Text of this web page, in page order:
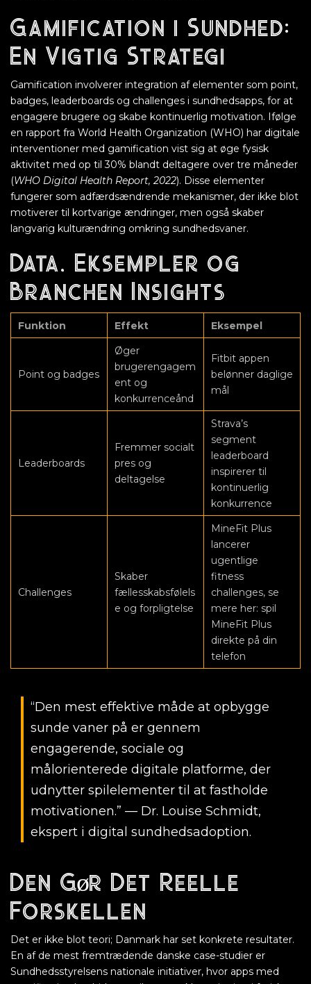
Gamification i Sundhed:
En Vigtig Strategi
Gamification involverer integration af elementer som point,
badges, leaderboards og challenges i sundhedsapps, for at
engagere brugere og skabe kontinuerlig motivation. Ifølge
en rapport fra World Health Organization (WHO) har digitale
interventioner med gamification vist sig at øge fysisk
aktivitet med op til 30% blandt deltagere over tre måneder
(WHO Digital Health Report, 2022). Disse elementer
fungerer som adfærdsændrende mekanismer, der ikke blot
motiverer til kortvarige ændringer, men også skaber
langvarig kulturændring omkring sundhedsvaner.
Data, Eksempler og
Branchen Insights
Funktion Effekt Eksempel
Point og badges
Øger
brugerengagem
ent og
konkurrenceånd
Fitbit appen
belønner daglige
mål
Leaderboards
Fremmer socialt
pres og
deltagelse
Strava’s
segment
leaderboard
inspirerer til
kontinuerlig
konkurrence
Challenges
Skaber
fællesskabsfølels
e og forpligtelse
MineFit Plus
lancerer
ugentlige
fitness
challenges, se
mere her: spil
MineFit Plus
direkte på din
telefon
“Den mest effektive måde at opbygge
sunde vaner på er gennem
engagerende, sociale og
målorienterede digitale platforme, der
udnytter spilelementer til at fastholde
motivationen.” — Dr. Louise Schmidt,
ekspert i digital sundhedsadoption.
Den Gør Det Reelle
Forskellen
Det er ikke blot teori; Danmark har set konkrete resultater.
En af de mest fremtrædende danske case-studier er
Sundhedsstyrelsens nationale initiativer, hvor apps med